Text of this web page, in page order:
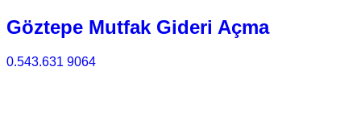
Göztepe Mutfak Gideri Açma
0.543.631 9064